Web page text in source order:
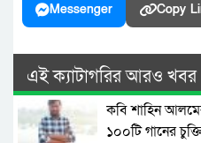
Messenger Copy
এই ক্যাটাগরির আরও খবর
কবি শাহিন
১০০টি গানের চুক্তি